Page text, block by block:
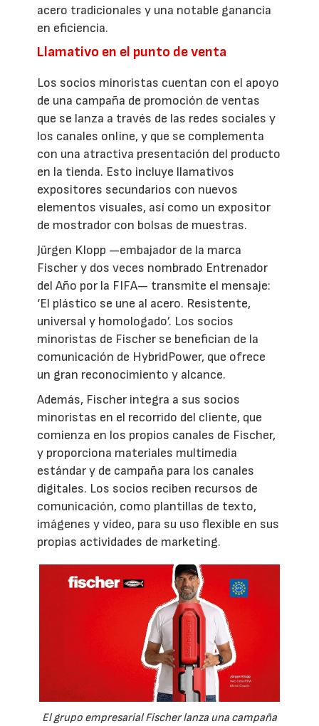
acero tradicionales y una notable ganancia
en eficiencia.
Llamativo en el punto de venta
Los socios minoristas cuentan con el apoyo
de una campaña de promoción de ventas
que se lanza a través de las redes sociales y
los canales online, y que se complementa
con una atractiva presentación del producto
en la tienda. Esto incluye llamativos
expositores secundarios con nuevos
elementos visuales, así como un expositor
de mostrador con bolsas de muestras.
Jürgen Klopp —embajador de la marca
Fischer y dos veces nombrado Entrenador
del Año por la FIFA— transmite el mensaje:
‘El plástico se une al acero. Resistente,
universal y homologado’. Los socios
minoristas de Fischer se benefician de la
comunicación de HybridPower, que ofrece
un gran reconocimiento y alcance.
Además, Fischer integra a sus socios
minoristas en el recorrido del cliente, que
comienza en los propios canales de Fischer,
y proporciona materiales multimedia
estándar y de campaña para los canales
digitales. Los socios reciben recursos de
comunicación, como plantillas de texto,
imágenes y vídeo, para su uso flexible en sus
propias actividades de marketing.
El grupo empresarial Fischer lanza una campaña